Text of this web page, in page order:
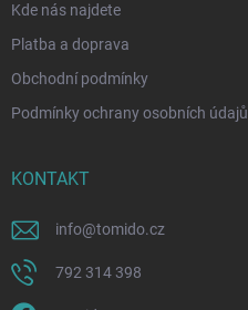
Kde nás najdete
Platba a doprava
Obchodní podmínky
Podmínky ochrany osobních údajů
KONTAKT
info@tomido.cz
792 314 398